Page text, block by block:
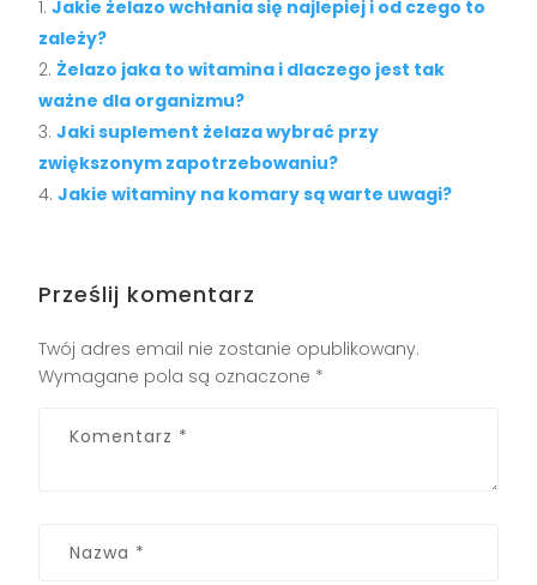
Jakie żelazo wchłania się najlepiej i od czego to
zależy?
Żelazo jaka to witamina i dlaczego jest tak
ważne dla organizmu?
Jaki suplement żelaza wybrać przy
zwiększonym zapotrzebowaniu?
Jakie witaminy na komary są warte uwagi?
Prześlij komentarz
Twój adres email nie zostanie opublikowany.
Wymagane pola są oznaczone *